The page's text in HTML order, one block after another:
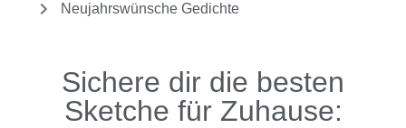
Neujahrswünsche Gedichte
Sichere dir die besten
Sketche für Zuhause: